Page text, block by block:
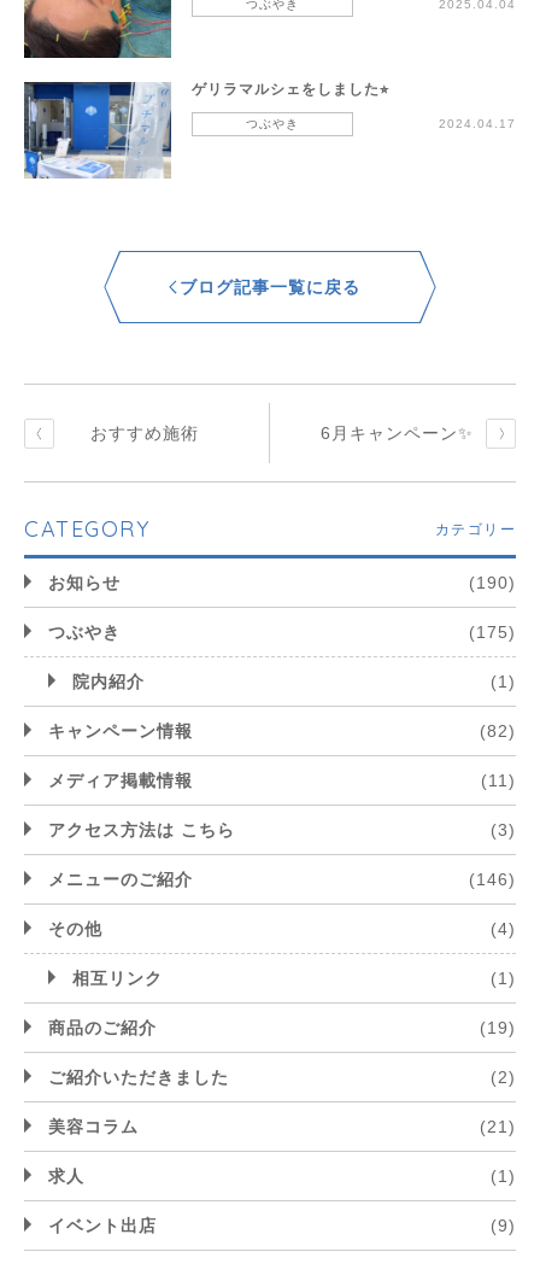
つぶやき 2025.04.04
ゲリラマルシェをしました⭐︎
つぶやき 2024.04.17
ブログ記事一覧に戻る
おすすめ施術 6月キャンペーン✨
CATEGORY カテゴリー
お知らせ (190)
つぶやき (175)
院内紹介 (1)
キャンペーン情報 (82)
メディア掲載情報 (11)
アクセス方法は こちら (3)
メニューのご紹介 (146)
その他 (4)
相互リンク (1)
商品のご紹介 (19)
ご紹介いただきました (2)
美容コラム (21)
求人 (1)
イベント出店 (9)